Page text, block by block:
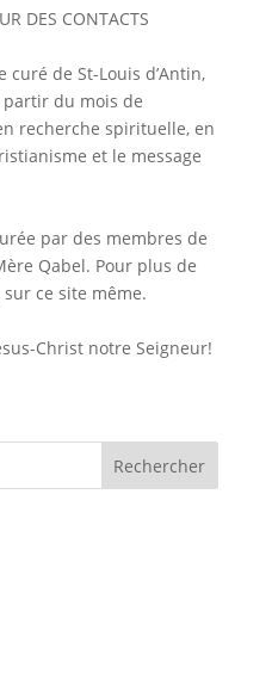
DES CONTACTS
curé de St-Louis d’Antin,
du mois de
recherche spirituelle, en
et le message
par des membres de
Qabel. Pour plus de
ce site même.
Christ notre Seigneur!